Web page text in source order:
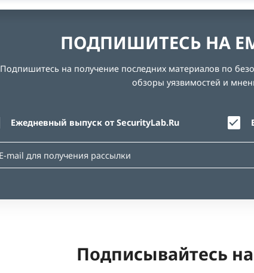
ПОДПИШИТЕСЬ НА
Подпишитесь на получение последних материалов по
обзоры уязвимостей и
Ежедневный выпуск от SecurityLab.Ru
Подписывайтесь